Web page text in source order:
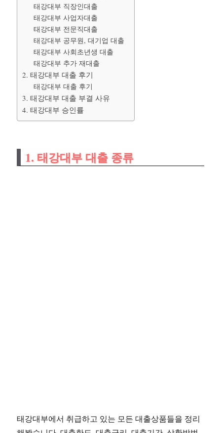
태강대부 직장인대출
태강대부 사업자대출
태강대부 전문직대출
태강대부 공무원, 대기업 대출
태강대부 사회초년생 대출
태강대부 추가 재대출
2. 태강대부 대출 후기
태강대부 대출 후기
3. 태강대부 대출 부결 사유
4. 태강대부 승인률
1. 태강대부 대출 종류
태강대부에서 취급하고 있는 모든 대출상품들을 정리